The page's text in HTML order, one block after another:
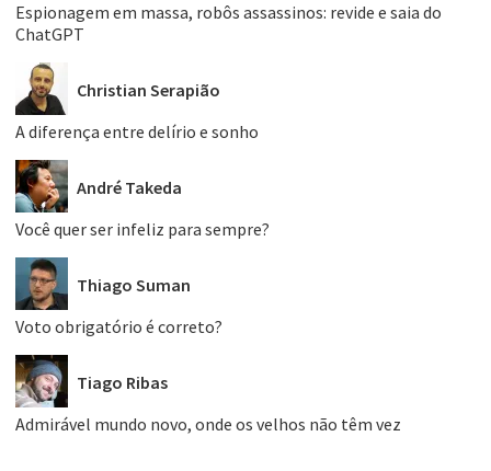
Espionagem em massa, robôs assassinos: revide e saia do
ChatGPT
Christian Serapião
A diferença entre delírio e sonho
André Takeda
Você quer ser infeliz para sempre?
Thiago Suman
Voto obrigatório é correto?
Tiago Ribas
Admirável mundo novo, onde os velhos não têm vez